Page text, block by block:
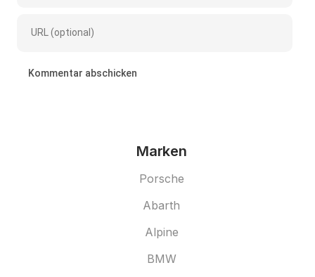
Marken
Porsche
Abarth
Alpine
BMW